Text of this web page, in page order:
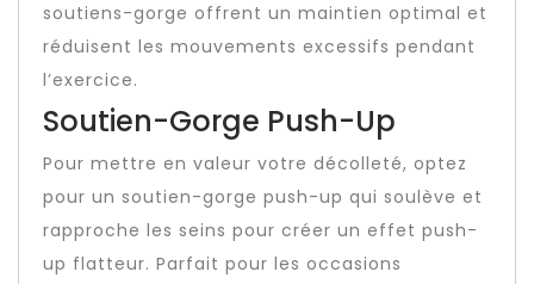
soutiens-gorge offrent un maintien optimal et
réduisent les mouvements excessifs pendant
l’exercice.
Soutien-Gorge Push-Up
Pour mettre en valeur votre décolleté, optez
pour un soutien-gorge push-up qui soulève et
rapproche les seins pour créer un effet push-
up flatteur. Parfait pour les occasions